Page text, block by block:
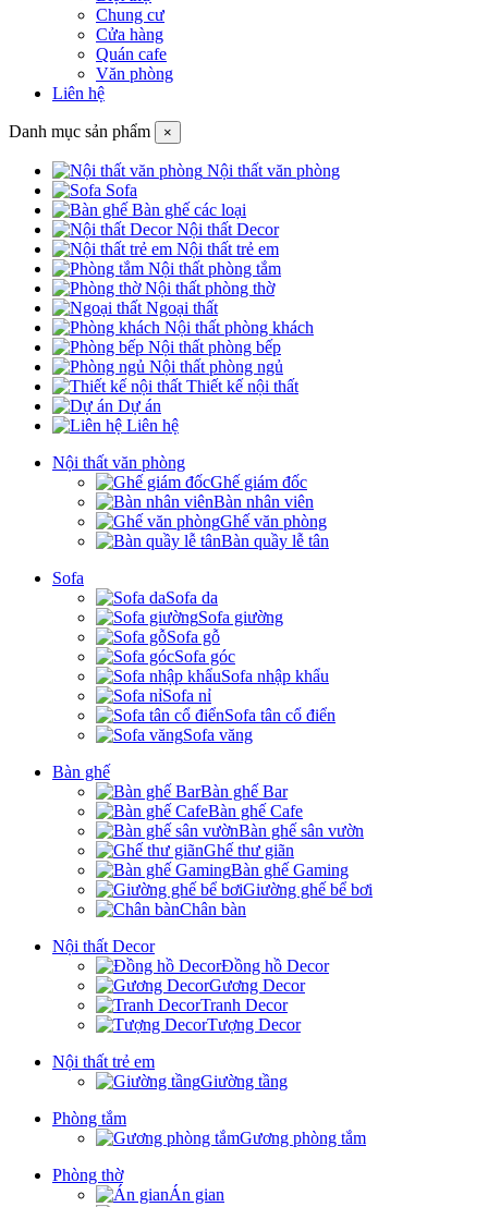
Chung cư
Cửa hàng
Quán cafe
Văn phòng
Liên hệ
Danh mục sản phẩm ×
Nội thất văn phòng
Sofa
Bàn ghế các loại
Nội thất Decor
Nội thất trẻ em
Nội thất phòng tắm
Nội thất phòng thờ
Ngoại thất
Nội thất phòng khách
Nội thất phòng bếp
Nội thất phòng ngủ
Thiết kế nội thất
Dự án
Liên hệ
Nội thất văn phòng
Ghế giám đốc
Bàn nhân viên
Ghế văn phòng
Bàn quầy lễ tân
Sofa
Sofa da
Sofa giường
Sofa gỗ
Sofa góc
Sofa nhập khẩu
Sofa nỉ
Sofa tân cổ điển
Sofa văng
Bàn ghế
Bàn ghế Bar
Bàn ghế Cafe
Bàn ghế sân vườn
Ghế thư giãn
Bàn ghế Gaming
Giường ghế bể bơi
Chân bàn
Nội thất Decor
Đồng hồ Decor
Gương Decor
Tranh Decor
Tượng Decor
Nội thất trẻ em
Giường tầng
Phòng tắm
Gương phòng tắm
Phòng thờ
Án gian